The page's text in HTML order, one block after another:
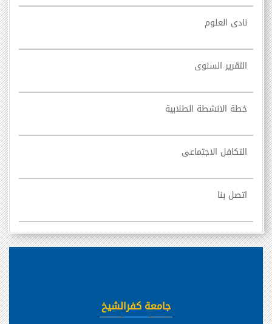
نادى العلوم
التقرير السنوى
خطة الانشطة الطلابية
التكافل الاجتماعى
اتصل بنا
جامعة كفرالشيخ